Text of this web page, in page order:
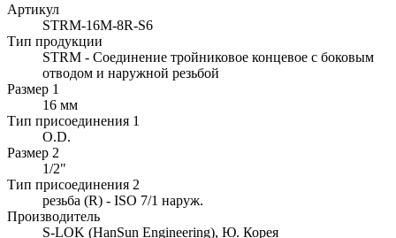
Артикул
STRM-16M-8R-S6
Тип продукции
STRM - Соединение тройниковое концевое с боковым
отводом и наружной резьбой
Размер 1
16 мм
Тип присоединения 1
O.D.
Размер 2
1/2"
Тип присоединения 2
резьба (R) - ISO 7/1 наруж.
Производитель
S-LOK (HanSun Engineering), Ю. Корея